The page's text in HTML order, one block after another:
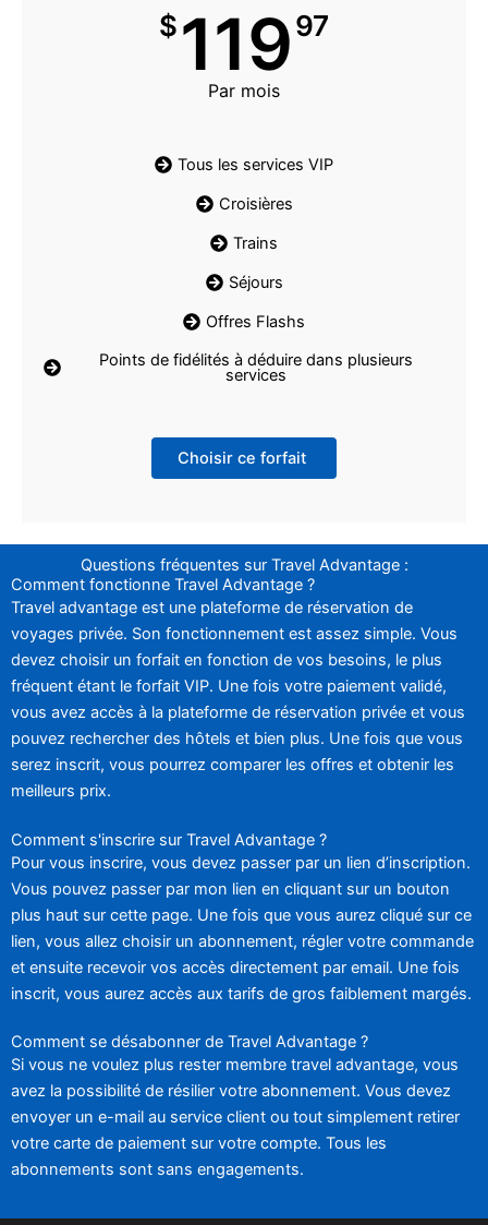
$11997
Par mois
Tous les services VIP
Croisières
Trains
Séjours
Offres Flashs
Points de fidélités à déduire dans plusieurs
services
Choisir ce forfait
Questions fréquentes sur Travel Advantage :
Comment fonctionne Travel Advantage ?
Travel advantage est une plateforme de réservation de
voyages privée. Son fonctionnement est assez simple. Vous
devez choisir un forfait en fonction de vos besoins, le plus
fréquent étant le forfait VIP. Une fois votre paiement validé,
vous avez accès à la plateforme de réservation privée et vous
pouvez rechercher des hôtels et bien plus. Une fois que vous
serez inscrit, vous pourrez comparer les offres et obtenir les
meilleurs prix.
Comment s'inscrire sur Travel Advantage ?
Pour vous inscrire, vous devez passer par un lien d’inscription.
Vous pouvez passer par mon lien en cliquant sur un bouton
plus haut sur cette page. Une fois que vous aurez cliqué sur ce
lien, vous allez choisir un abonnement, régler votre commande
et ensuite recevoir vos accès directement par email. Une fois
inscrit, vous aurez accès aux tarifs de gros faiblement margés.
Comment se désabonner de Travel Advantage ?
Si vous ne voulez plus rester membre travel advantage, vous
avez la possibilité de résilier votre abonnement. Vous devez
envoyer un e-mail au service client ou tout simplement retirer
votre carte de paiement sur votre compte. Tous les
abonnements sont sans engagements.